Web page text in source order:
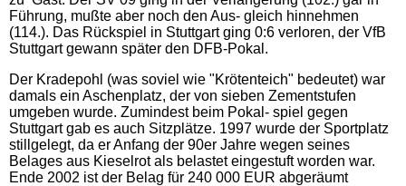
Führung, mußte aber noch den Aus- gleich hinnehmen
(114.). Das Rückspiel in Stuttgart ging 0:6 verloren, der VfB
Stuttgart gewann später den DFB-Pokal.
Der Kradepohl (was soviel wie "Krötenteich" bedeutet) war
damals ein Aschenplatz, der von sieben Zementstufen
umgeben wurde. Zumindest beim Pokal- spiel gegen
Stuttgart gab es auch Sitzplätze. 1997 wurde der Sportplatz
stillgelegt, da er Anfang der 90er Jahre wegen seines
Belages aus Kieselrot als belastet eingestuft worden war.
Ende 2002 ist der Belag für 240 000 EUR abgeräumt